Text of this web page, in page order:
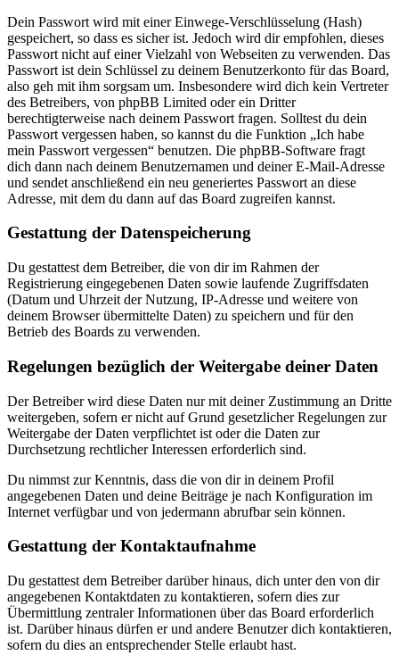
Dein Passwort wird mit einer Einwege-Verschlüsselung (Hash)
gespeichert, so dass es sicher ist. Jedoch wird dir empfohlen, dieses
Passwort nicht auf einer Vielzahl von Webseiten zu verwenden. Das
Passwort ist dein Schlüssel zu deinem Benutzerkonto für das Board,
also geh mit ihm sorgsam um. Insbesondere wird dich kein Vertreter
des Betreibers, von phpBB Limited oder ein Dritter
berechtigterweise nach deinem Passwort fragen. Solltest du dein
Passwort vergessen haben, so kannst du die Funktion „Ich habe
mein Passwort vergessen“ benutzen. Die phpBB-Software fragt
dich dann nach deinem Benutzernamen und deiner E-Mail-Adresse
und sendet anschließend ein neu generiertes Passwort an diese
Adresse, mit dem du dann auf das Board zugreifen kannst.
Gestattung der Datenspeicherung
Du gestattest dem Betreiber, die von dir im Rahmen der
Registrierung eingegebenen Daten sowie laufende Zugriffsdaten
(Datum und Uhrzeit der Nutzung, IP-Adresse und weitere von
deinem Browser übermittelte Daten) zu speichern und für den
Betrieb des Boards zu verwenden.
Regelungen bezüglich der Weitergabe deiner Daten
Der Betreiber wird diese Daten nur mit deiner Zustimmung an Dritte
weitergeben, sofern er nicht auf Grund gesetzlicher Regelungen zur
Weitergabe der Daten verpflichtet ist oder die Daten zur
Durchsetzung rechtlicher Interessen erforderlich sind.
Du nimmst zur Kenntnis, dass die von dir in deinem Profil
angegebenen Daten und deine Beiträge je nach Konfiguration im
Internet verfügbar und von jedermann abrufbar sein können.
Gestattung der Kontaktaufnahme
Du gestattest dem Betreiber darüber hinaus, dich unter den von dir
angegebenen Kontaktdaten zu kontaktieren, sofern dies zur
Übermittlung zentraler Informationen über das Board erforderlich
ist. Darüber hinaus dürfen er und andere Benutzer dich kontaktieren,
sofern du dies an entsprechender Stelle erlaubt hast.